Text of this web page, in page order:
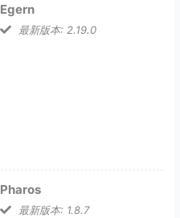
Egern
最新版本: 2.19.0
Pharos
最新版本: 1.8.7